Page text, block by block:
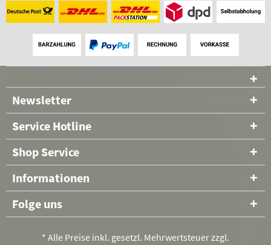
Newsletter
Service Hotline
Shop Service
Informationen
Folge uns
* Alle Preise inkl. gesetzl. Mehrwertsteuer zzgl.